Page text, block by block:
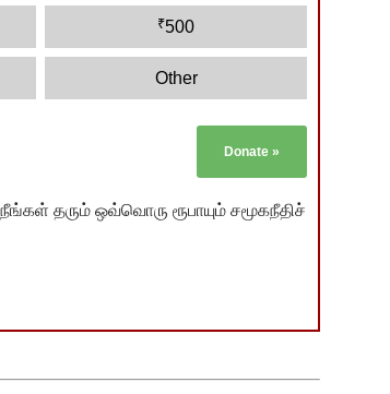
₹500
Other
Donate »
தரும் ஒவ்வொரு ரூபாயும் சமூகநீதிச்